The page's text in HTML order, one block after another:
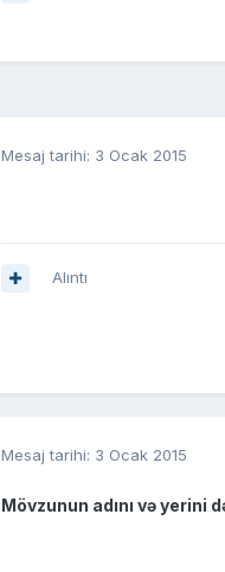
Mesaj tarihi: 3 Ocak 2015
Alıntı
Mesaj tarihi: 3 Ocak 2015
Mövzunun adını və yerini